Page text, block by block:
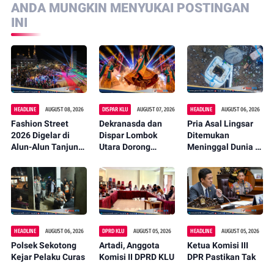
ANDA MUNGKIN MENYUKAI POSTINGAN
INI
HEADLINE AUGUST 08, 2026
Fashion Street
2026 Digelar di
Alun-Alun Tanjung,
Jadi Agenda
Tahunan
DISPAR KLU AUGUST 07, 2026
Dekranasda dan
Dispar Lombok
Utara Dorong
Lokal Lewat
Fashion Street
2026
HEADLINE AUGUST 06, 2026
Pria Asal Lingsar
Ditemukan
Meninggal Dunia di
Lembar Saat
Mencari Belut
HEADLINE AUGUST 06, 2026
Polsek Sekotong
Kejar Pelaku Curas
DPRD KLU AUGUST 05, 2026
Artadi, Anggota
Komisi II DPRD KLU
HEADLINE AUGUST 05, 2026
Ketua Komisi III
DPR Pastikan Tak